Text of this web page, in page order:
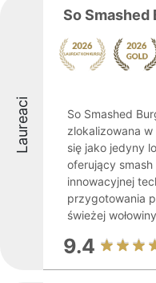
Laureaci
So Smashed
So Smashed
zlokalizowana
się jako jedyny
oferujący smash
innowacyjnej
przygotowania
świeżej
9.4